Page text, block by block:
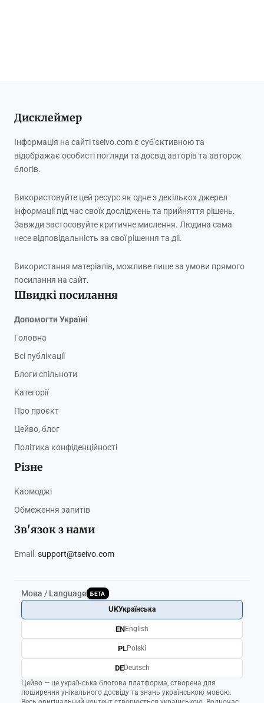
Дисклеймер
Інформація на сайті tseivo.com є суб'єктивною та
відображає особисті погляди та досвід авторів та авторок
блогів.
Використовуйте цей ресурс як одне з декількох джерел
інформації під час своїх досліджень та прийняття рішень.
Завжди застосовуйте критичне мислення. Людина сама
несе відповідальність за свої рішення та дії.
Використання матеріалів, можливе лише за умови прямого
посилання на сайт.
Швидкі посилання
Допомогти Україні
Головна
Всі публікації
Блоги спільноти
Категорії
Про проєкт
Цейво, блог
Політика конфіденційності
Різне
Каомоджі
Обмеження запитів
Зв'язок з нами
Email:support@tseivo.com
Мова / Language БЕТА
Цейво — це українська блогова платформа, створена для
поширення унікального досвіду та знань українською мовою.
UKУкраїнська
ENEnglish
PLPolski
DEDeutsch